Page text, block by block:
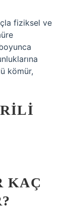
fiziksel ve
kömür,
KAÇ